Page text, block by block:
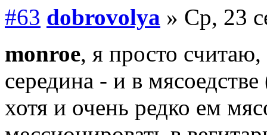
#63 dobrovolya » Ср, 23
monroe, я просто считаю,
середина - и в
хотя и очень редко ем